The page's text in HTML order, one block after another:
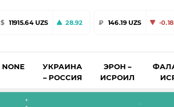
$ 11915.64 UZS 28.92 ₽ 146.19 UZS -0.18
NONE
УКРАИНА
– РОССИЯ
ЭРОН –
ИСРОИЛ